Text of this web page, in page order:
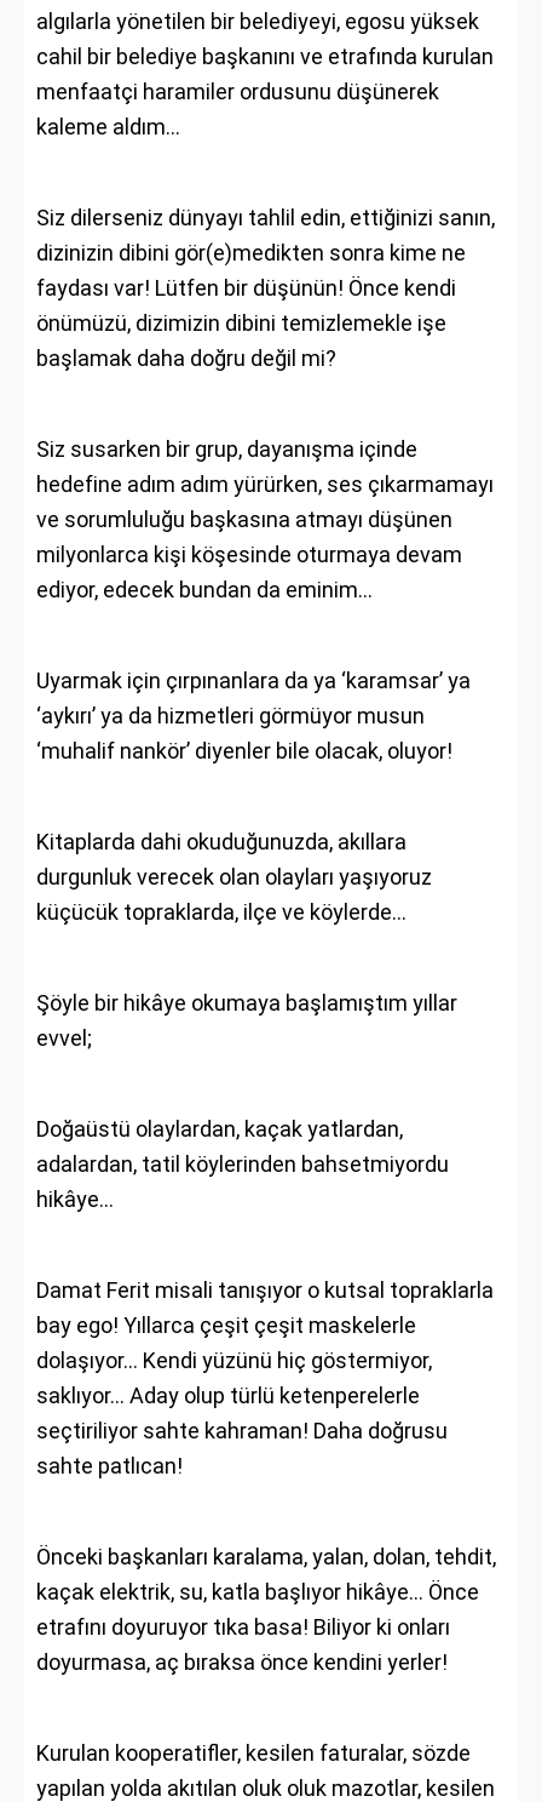
algılarla yönetilen bir belediyeyi, egosu yüksek
cahil bir belediye başkanını ve etrafında kurulan
menfaatçi haramiler ordusunu düşünerek
kaleme aldım…
Siz dilerseniz dünyayı tahlil edin, ettiğinizi sanın,
dizinizin dibini gör(e)medikten sonra kime ne
faydası var! Lütfen bir düşünün! Önce kendi
önümüzü, dizimizin dibini temizlemekle işe
başlamak daha doğru değil mi?
Siz susarken bir grup, dayanışma içinde
hedefine adım adım yürürken, ses çıkarmamayı
ve sorumluluğu başkasına atmayı düşünen
milyonlarca kişi köşesinde oturmaya devam
ediyor, edecek bundan da eminim…
Uyarmak için çırpınanlara da ya ‘karamsar’ ya
‘aykırı’ ya da hizmetleri görmüyor musun
‘muhalif nankör’ diyenler bile olacak, oluyor!
Kitaplarda dahi okuduğunuzda, akıllara
durgunluk verecek olan olayları yaşıyoruz
küçücük topraklarda, ilçe ve köylerde…
Şöyle bir hikâye okumaya başlamıştım yıllar
evvel;
Doğaüstü olaylardan, kaçak yatlardan,
adalardan, tatil köylerinden bahsetmiyordu
hikâye...
Damat Ferit misali tanışıyor o kutsal topraklarla
bay ego! Yıllarca çeşit çeşit maskelerle
dolaşıyor… Kendi yüzünü hiç göstermiyor,
saklıyor… Aday olup türlü ketenperelerle
seçtiriliyor sahte kahraman! Daha doğrusu
sahte patlıcan!
Önceki başkanları karalama, yalan, dolan, tehdit,
kaçak elektrik, su, katla başlıyor hikâye… Önce
etrafını doyuruyor tıka basa! Biliyor ki onları
doyurmasa, aç bıraksa önce kendini yerler!
Kurulan kooperatifler, kesilen faturalar, sözde
yapılan yolda akıtılan oluk oluk mazotlar, kesilen